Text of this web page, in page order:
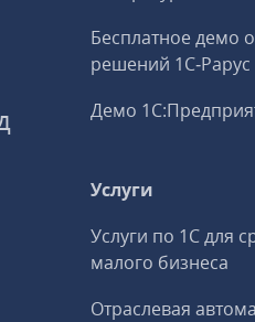
Бесплатное демо
решений 1С‑Рарус
Демо
Услуги
Услуги по 1С для
малого бизнеса
Отраслевая